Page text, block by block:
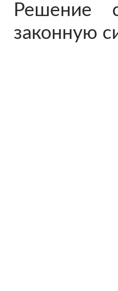
Решение
законную